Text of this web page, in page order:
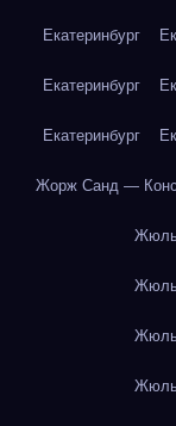
Екатеринбург
Екатеринбург
Екатеринбург
Жорж Санд —
Жюль
Жюль
Жюль
Жюль